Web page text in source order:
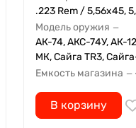
.223 Rem / 5,56x45,
Модель оружия —
АК-74, АКС-74У, АК-
МК, Сайга TR3,
Емкость магазина —
В корзину